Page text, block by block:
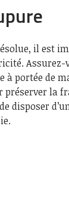
il est
Assurez-
à portée de
la
disposer